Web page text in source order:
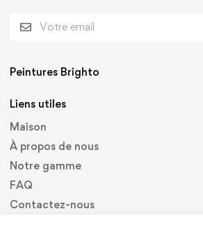
Peintures Brighto
Liens utiles
Maison
À propos de nous
Notre gamme
FAQ
Contactez-nous